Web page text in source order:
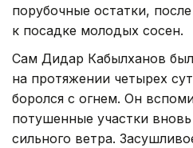
порубочные остатки,
к посадке молодых сосен.
Сам Дидар Кабылханов
на протяжении четырех
боролся с огнем. Он
потушенные участки
сильного ветра.